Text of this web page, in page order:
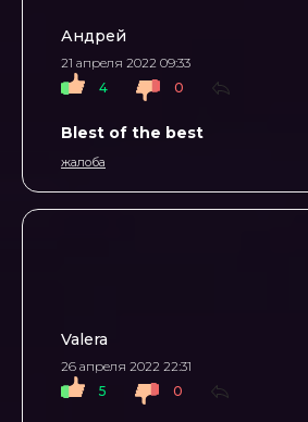
Андрей
21 апреля 2022 09:33
4
0
Blest of the best
жалоба
Valera
26 апреля 2022 22:31
5
0